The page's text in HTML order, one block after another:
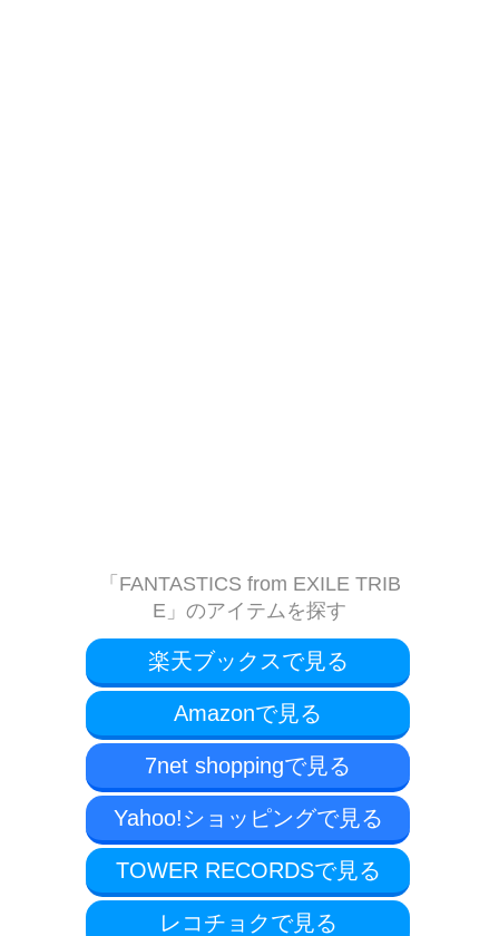
「FANTASTICS from EXILE TRIB
E」のアイテムを探す
楽天ブックスで見る
Amazonで見る
7net shoppingで見る
Yahoo!ショッピングで見る
TOWER RECORDSで見る
レコチョクで見る